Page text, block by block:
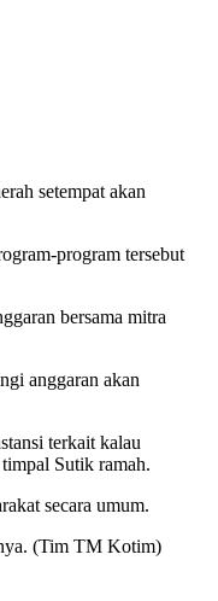
setempat akan
program tersebut
bersama mitra
anggaran akan
terkait kalau
Sutik ramah.
secara umum.
(Tim TM Kotim)